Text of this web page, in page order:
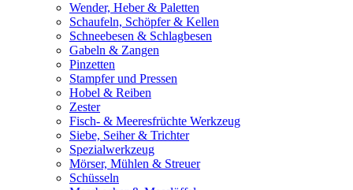
Wender, Heber & Paletten
Schaufeln, Schöpfer & Kellen
Schneebesen & Schlagbesen
Gabeln & Zangen
Pinzetten
Stampfer und Pressen
Hobel & Reiben
Zester
Fisch- & Meeresfrüchte Werkzeug
Siebe, Seiher & Trichter
Spezialwerkzeug
Mörser, Mühlen & Streuer
Schüsseln